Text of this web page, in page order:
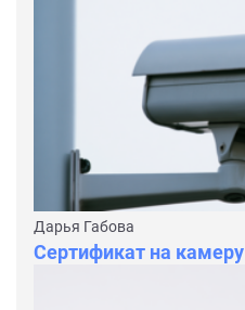
Дарья Габова
Сертификат на камеру